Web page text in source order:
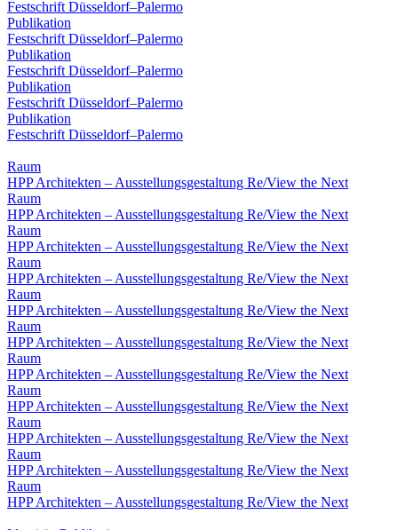
Festschrift Düsseldorf–Palermo
Publikation
Festschrift Düsseldorf–Palermo
Publikation
Festschrift Düsseldorf–Palermo
Publikation
Festschrift Düsseldorf–Palermo
Publikation
Festschrift Düsseldorf–Palermo
Raum
HPP Architekten – Ausstellungsgestaltung Re/View the Next
Raum
HPP Architekten – Ausstellungsgestaltung Re/View the Next
Raum
HPP Architekten – Ausstellungsgestaltung Re/View the Next
Raum
HPP Architekten – Ausstellungsgestaltung Re/View the Next
Raum
HPP Architekten – Ausstellungsgestaltung Re/View the Next
Raum
HPP Architekten – Ausstellungsgestaltung Re/View the Next
Raum
HPP Architekten – Ausstellungsgestaltung Re/View the Next
Raum
HPP Architekten – Ausstellungsgestaltung Re/View the Next
Raum
HPP Architekten – Ausstellungsgestaltung Re/View the Next
Raum
HPP Architekten – Ausstellungsgestaltung Re/View the Next
Raum
HPP Architekten – Ausstellungsgestaltung Re/View the Next